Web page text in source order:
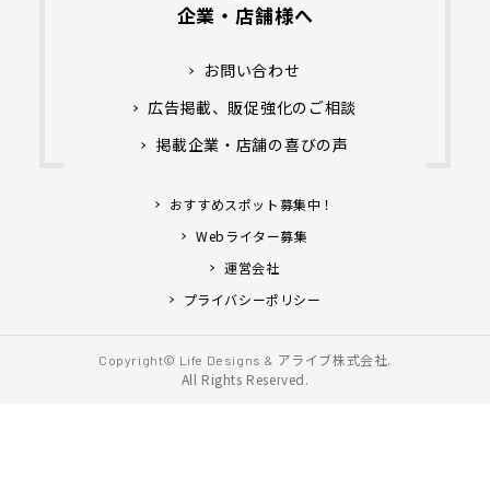
企業・店舗様へ
お問い合わせ
広告掲載、販促強化のご相談
掲載企業・店舗の喜びの声
おすすめスポット募集中！
Webライター募集
運営会社
プライバシーポリシー
Copyright© Life Designs & アライブ株式会社.
All Rights Reserved.